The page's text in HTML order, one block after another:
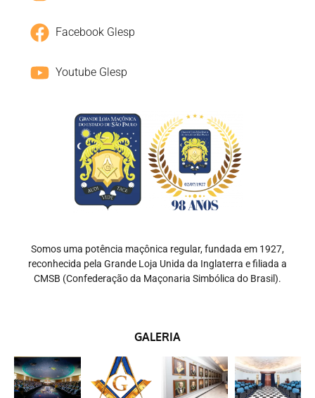
Facebook Glesp
Youtube Glesp
Somos uma potência maçônica regular, fundada em 1927,
reconhecida pela Grande Loja Unida da Inglaterra e filiada a
CMSB (Confederação da Maçonaria Simbólica do Brasil).
GALERIA